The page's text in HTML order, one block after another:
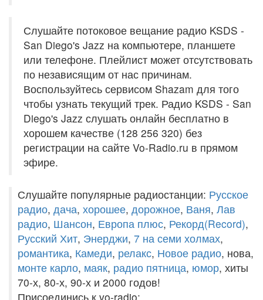
Слушайте потоковое вещание радио KSDS -
San Diego's Jazz на компьютере, планшете
или телефоне. Плейлист может отсутствовать
по независящим от нас причинам.
Воспользуйтесь сервисом Shazam для того
чтобы узнать текущий трек. Радио KSDS - San
Diego's Jazz слушать онлайн бесплатно в
хорошем качестве (128 256 320) без
регистрации на сайте Vo-Radio.ru в прямом
эфире.
Слушайте популярные радиостанции: Русское
радио, дача, хорошее, дорожное, Ваня, Лав
радио, Шансон, Европа плюс, Рекорд(Record),
Русский Хит, Энерджи, 7 на семи холмах,
романтика, Камеди, релакс, Новое радио, нова,
монте карло, маяк, радио пятница, юмор, хиты
70-х, 80-х, 90-х и 2000 годов!
Присоединись к vo-radio: